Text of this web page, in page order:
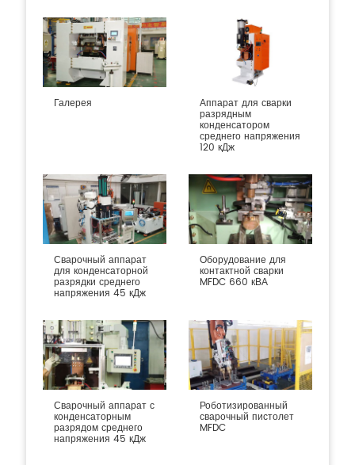
Галерея Аппарат для сварки
разрядным
конденсатором
среднего напряжения
120 кДж
Сварочный аппарат
для конденсаторной
разрядки среднего
напряжения 45 кДж
Оборудование для
контактной сварки
MFDC 660 кВА
Сварочный аппарат с
конденсаторным
разрядом среднего
напряжения 45 кДж
Роботизированный
сварочный пистолет
MFDC